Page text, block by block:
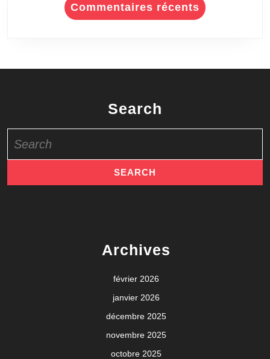
Commentaires récents
Search
for:
Archives
février 2026
janvier 2026
décembre 2025
novembre 2025
octobre 2025